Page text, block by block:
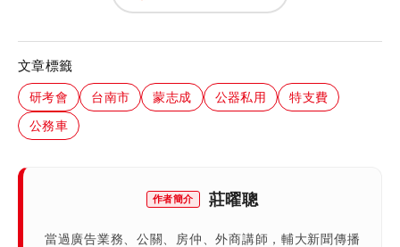
文章標籤
研考會 台南市 蒙志成 公器私用
特支費
公務車
作者簡介 莊曜聰
當過廣告業務、公關、房仲、外商講師，輔大新聞傳播